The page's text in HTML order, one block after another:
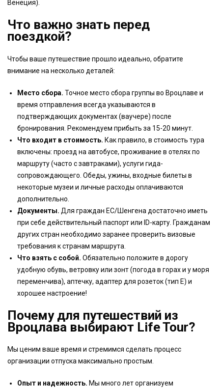
Венеция).
Что важно знать перед
поездкой?
Чтобы ваше путешествие прошло идеально, обратите
внимание на несколько деталей:
Место сбора. Точное место сбора группы во Вроцлаве и
время отправления всегда указываются в
подтверждающих документах (ваучере) после
бронирования. Рекомендуем прибыть за 15-20 минут.
Что входит в стоимость. Как правило, в стоимость тура
включены: проезд на автобусе, проживание в отелях по
маршруту (часто с завтраками), услуги гида-
сопровождающего. Обеды, ужины, входные билеты в
некоторые музеи и личные расходы оплачиваются
дополнительно.
Документы. Для граждан ЕС/Шенгена достаточно иметь
при себе действительный паспорт или ID-карту. Гражданам
других стран необходимо заранее проверить визовые
требования к странам маршрута.
Что взять с собой. Обязательно положите в дорогу
удобную обувь, ветровку или зонт (погода в горах и у моря
переменчива), аптечку, адаптер для розеток (тип Е) и
хорошее настроение!
Почему для путешествий из
Вроцлава выбирают Life Tour?
Мы ценим ваше время и стремимся сделать процесс
организации отпуска максимально простым.
Опыт и надежность. Мы много лет организуем